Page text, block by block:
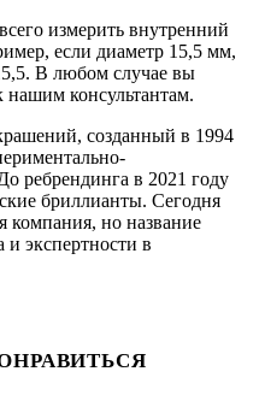
измерить внутренний
если диаметр 15,5 мм,
В любом случае вы
консультантам.
созданный в 1994
ребрендинга в 2021 году
бриллианты. Сегодня
но название
и экспертности в